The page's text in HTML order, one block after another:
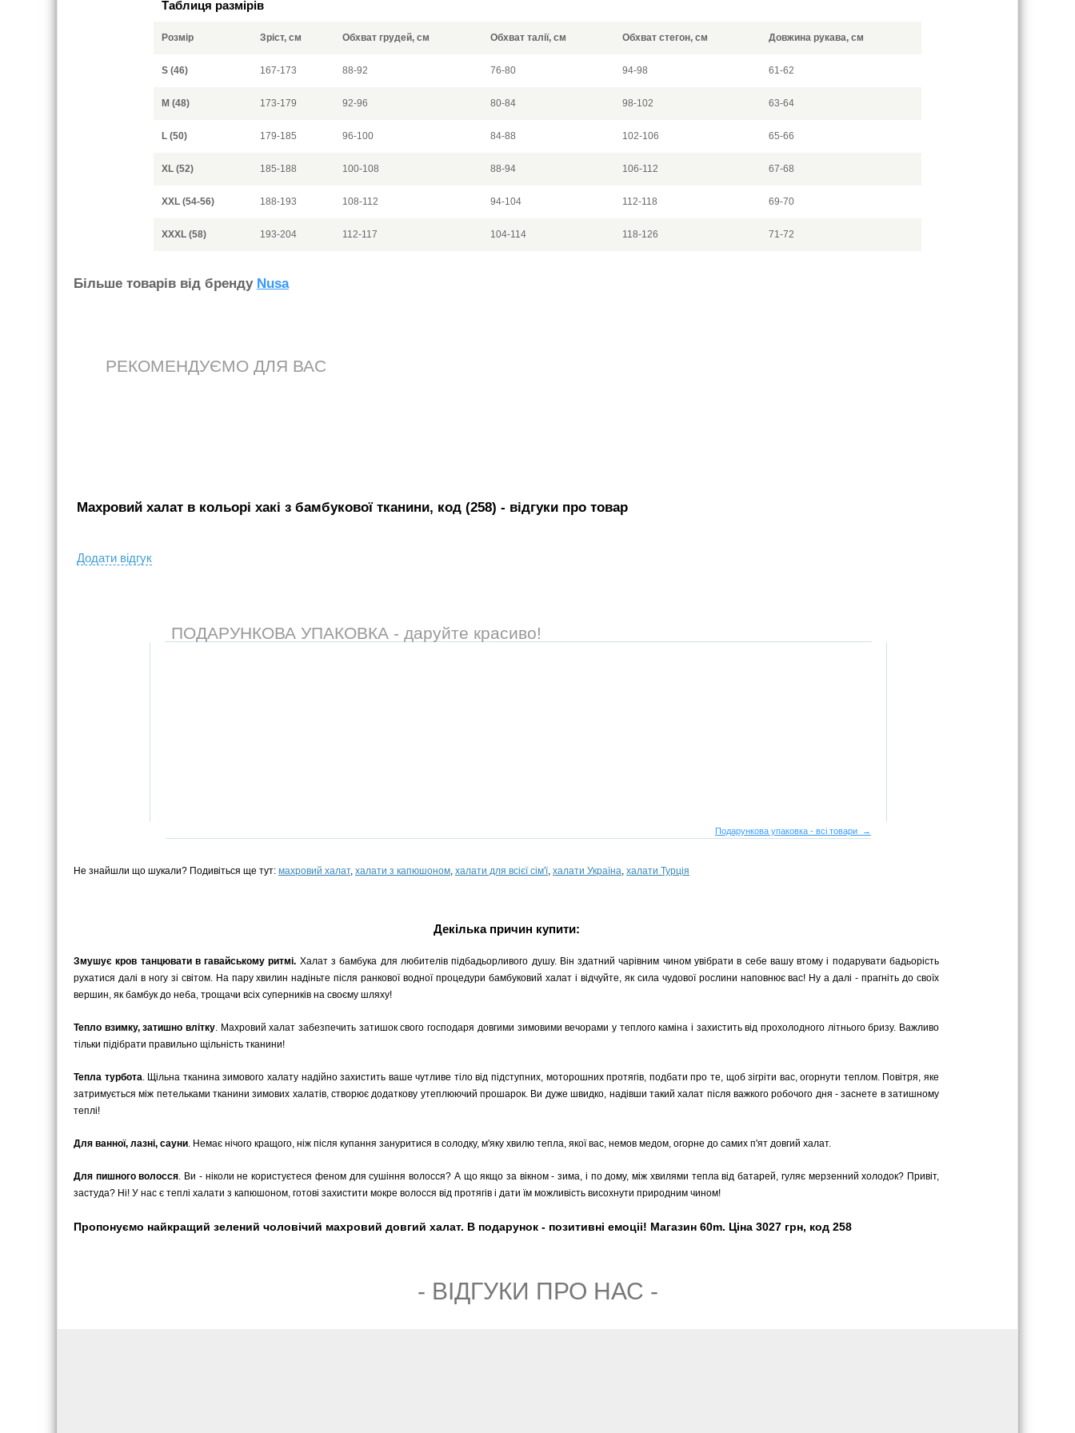
Таблиця размірів
Розмір Зріст, см Обхват грудей, см Обхват талії, см Обхват стегон, см Довжина рукава, см
S (46) 167-173 88-92 76-80 94-98 61-62
M (48) 173-179 92-96 80-84 98-102 63-64
L (50) 179-185 96-100 84-88 102-106 65-66
XL (52) 185-188 100-108 88-94 106-112 67-68
XXL (54-56) 188-193 108-112 94-104 112-118 69-70
XXXL (58) 193-204 112-117 104-114 118-126 71-72
Бiльше товарiв вiд бренду Nusa
РЕКОМЕНДУЄМО ДЛЯ ВАС
Махровий халат в кольорі хакі з бамбукової тканини, код (258) - вiдгуки про товар
Додати вiдгук
ПОДАРУНКОВА УПАКОВКА - даруйте красиво!
Подарункова упаковка - всі товари →
Не знайшли що шукали? Подивіться ще тут: махровий халат, халати з капюшоном, халати для всієї сім'ї, халати Україна, халати Турція
Декілька причин купити:
Змушує кров танцювати в гавайському ритмі. Халат з бамбука для любителів підбадьорливого душу. Він здатний чарівним чином увібрати в себе вашу втому і подарувати бадьорість
рухатися далі в ногу зі світом. На пару хвилин надіньте після ранкової водної процедури бамбуковий халат і відчуйте, як сила чудової рослини наповнює вас! Ну а далі - прагніть до своїх
вершин, як бамбук до неба, трощачи всіх суперників на своєму шляху!
Тепло взимку, затишно влітку. Махровий халат забезпечить затишок свого господаря довгими зимовими вечорами у теплого каміна і захистить від прохолодного літнього бризу. Важливо
тільки підібрати правильно щільність тканини!
Тепла турбота. Щільна тканина зимового халату надійно захистить ваше чутливе тіло від підступних, моторошних протягів, подбати про те, щоб зігріти вас, огорнути теплом. Повітря, яке
затримується між петельками тканини зимових халатів, створює додаткову утеплюючий прошарок. Ви дуже швидко, надівши такий халат після важкого робочого дня - заснете в затишному
теплі!
Для ванної, лазні, сауни. Немає нічого кращого, ніж після купання зануритися в солодку, м'яку хвилю тепла, якої вас, немов медом, огорне до самих п'ят довгий халат.
Для пишного волосся. Ви - ніколи не користуєтеся феном для сушіння волосся? А що якщо за вікном - зима, і по дому, між хвилями тепла від батарей, гуляє мерзенний холодок? Привіт,
застуда? Ні! У нас є теплі халати з капюшоном, готові захистити мокре волосся від протягів і дати їм можливість висохнути природним чином!
Пропонуємо найкращий зелений чоловічий махровий довгий халат. В подарунок - позитивні емоціі! Магазин 60m. Ціна 3027 грн, код 258
- ВIДГУКИ ПРО НАС -